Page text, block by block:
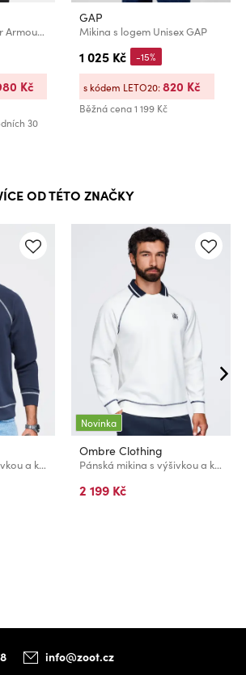
Pánská mikina Under Armour UA Unstoppable Flc Half Zip-WHT
30
Kč
GAP
Mikina s logem Unisex GAP
1 025 Kč
Běžná cena1 199 Kč
-15%
s kódem LETO20:820 Kč
OD TÉTO ZNAČKY
Pánská mikina s výšivkou a kontrastním límcem – tmavě modrá V1 OM-SSNZ-0269 Ombre Clothing
Novinka
Ombre Clothing
Pánská mikina s výšivkou a kontrastním límcem – tmavě modrá V1 OM-SSNZ-0269 Ombre Clothing
2 199 Kč
info@zoot.cz